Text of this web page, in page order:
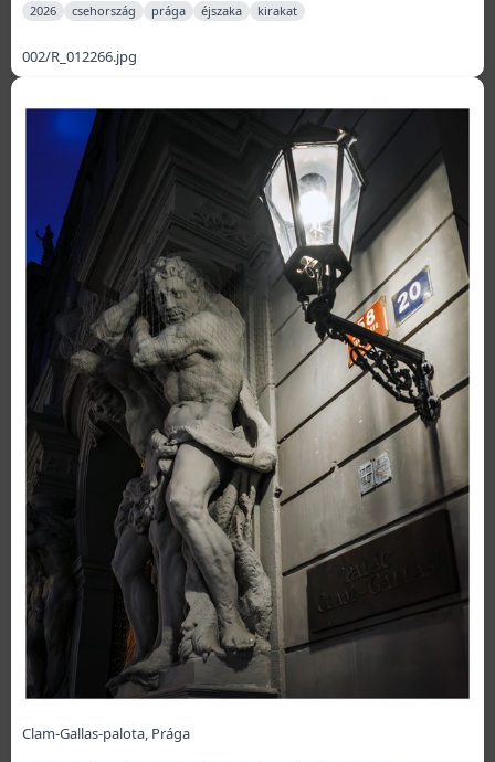
2026 csehország prága éjszaka kirakat
002/R_012266.jpg
Clam-Gallas-palota, Prága